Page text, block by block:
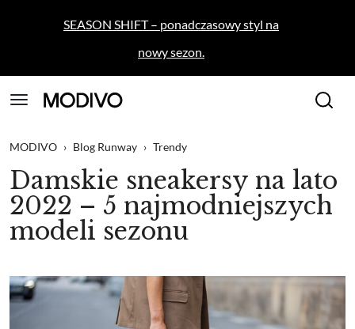
SEASON SHIFT – ponadczasowy styl na
nowy sezon.
MODIVO › Blog Runway › Trendy
Damskie sneakersy na lato
2022 – 5 najmodniejszych
modeli sezonu